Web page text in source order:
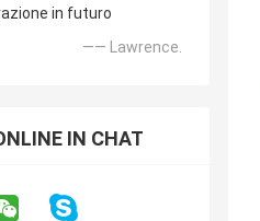
in futuro
—— Lawrence.
IN CHAT